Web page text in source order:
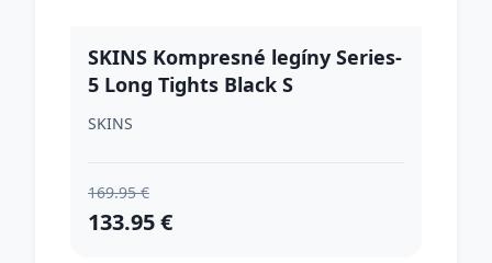
SKINS Kompresné legíny Series-
5 Long Tights Black S
SKINS
169.95 €
133.95 €